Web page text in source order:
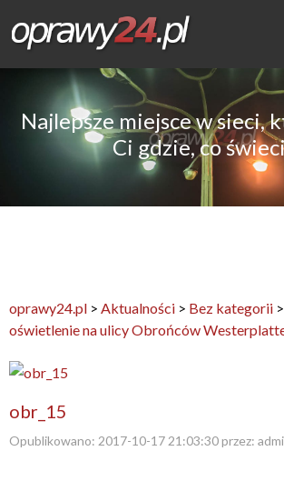
Najlepsze miejsce w sieci,
Ci gdzie, co
oprawy24.pl > Aktualności > Bez kategorii >
oświetlenie na ulicy Obrońców
obr_15
Opublikowano: 2017-10-17 21:03:30przez: